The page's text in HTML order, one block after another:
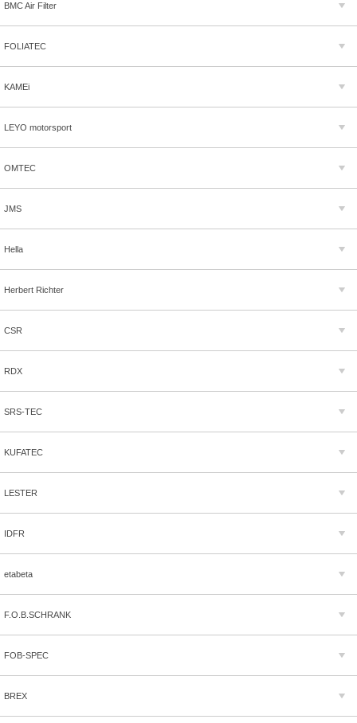
BMC Air Filter
FOLIATEC
KAMEi
LEYO motorsport
OMTEC
JMS
Hella
Herbert Richter
CSR
RDX
SRS-TEC
KUFATEC
LESTER
IDFR
etabeta
F.O.B.SCHRANK
FOB-SPEC
BREX